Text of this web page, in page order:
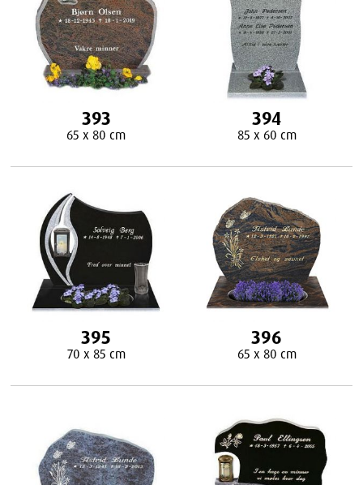
393
65 x 80 cm
394
85 x 60 cm
395
70 x 85 cm
396
65 x 80 cm